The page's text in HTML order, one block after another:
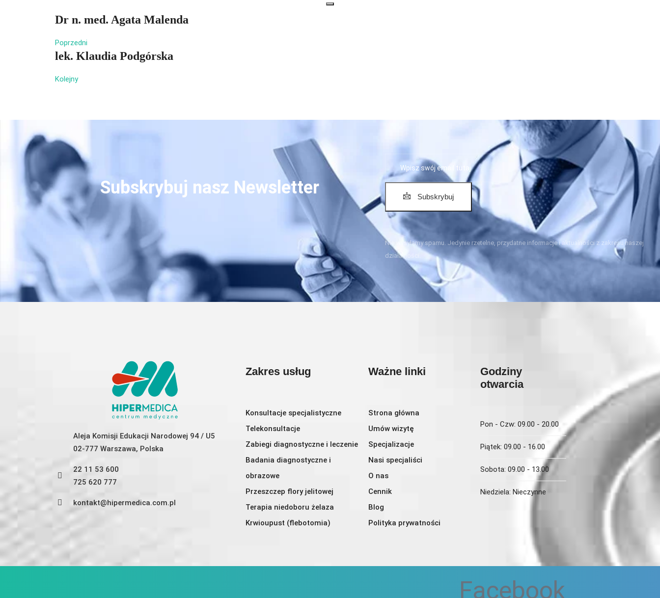
Dr n. med. Agata Malenda
Poprzedni
lek. Klaudia Podgórska
Kolejny
Subskrybuj nasz Newsletter Subskrybuj
Nie wysyłamy spamu. Jedynie rzetelne, przydatne informacje i aktualności z zakresu naszej
działalności.
Aleja Komisji Edukacji Narodowej 94 / U5
02-777 Warszawa, Polska
22 11 53 600
725 620 777
kontakt@hipermedica.com.pl
Zakres usług
Konsultacje specjalistyczne
Telekonsultacje
Zabiegi diagnostyczne i leczenie
Badania diagnostyczne i
obrazowe
Przeszczep flory jelitowej
Terapia niedoboru żelaza
Krwioupust (flebotomia)
Ważne linki
Strona główna
Umów wizytę
Specjalizacje
Nasi specjaliści
O nas
Cennik
Blog
Polityka prywatności
Godziny
otwarcia
Pon - Czw: 09.00 - 20.00
Piątek: 09.00 - 16.00
Sobota: 09.00 - 13.00
Niedziela: Nieczynne
Facebook